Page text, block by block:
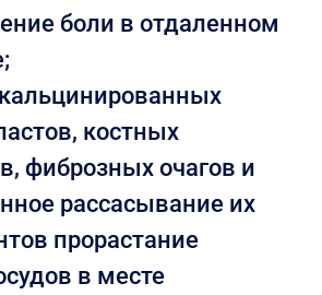
боли в отдаленном
костных
фиброзных очагов и
рассасывание их
прорастание
в месте